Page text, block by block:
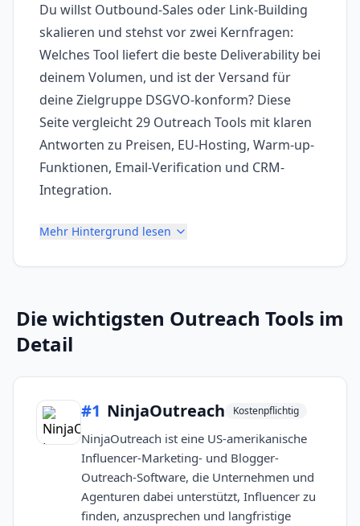
Du willst Outbound-Sales oder Link-Building
skalieren und stehst vor zwei Kernfragen:
Welches Tool liefert die beste Deliverability bei
deinem Volumen, und ist der Versand für
deine Zielgruppe DSGVO-konform? Diese
Seite vergleicht 29 Outreach Tools mit klaren
Antworten zu Preisen, EU-Hosting, Warm-up-
Funktionen, Email-Verification und CRM-
Integration.
Mehr Hintergrund lesen
Die wichtigsten Outreach Tools im
Detail
#1 NinjaOutreach Kostenpflichtig
NinjaOutreach ist eine US-amerikanische
Influencer-Marketing- und Blogger-
Outreach-Software, die Unternehmen und
Agenturen dabei unterstützt, Influencer zu
finden, anzusprechen und langfristige